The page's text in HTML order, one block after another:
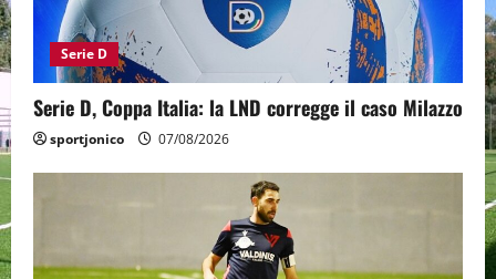
Serie D
Serie D, Coppa Italia: la LND corregge il caso Milazzo
sportjonico 07/08/2026